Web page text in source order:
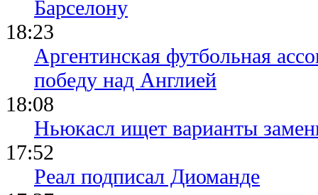
Барселону
18:23
Аргентинская футбольная
победу над Англией
18:08
Ньюкасл ищет варианты
17:52
Реал подписал Диоманде